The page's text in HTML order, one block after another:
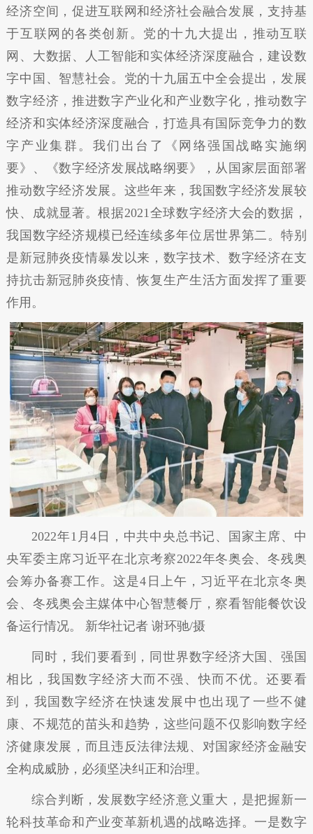
经济空间，促进互联网和经济社会融合发展，支持基
于互联网的各类创新。党的十九大提出，推动互联
网、大数据、人工智能和实体经济深度融合，建设数
字中国、智慧社会。党的十九届五中全会提出，发展
数字经济，推进数字产业化和产业数字化，推动数字
经济和实体经济深度融合，打造具有国际竞争力的数
字产业集群。我们出台了《网络强国战略实施纲
要》、《数字经济发展战略纲要》，从国家层面部署
推动数字经济发展。这些年来，我国数字经济发展较
快、成就显著。根据2021全球数字经济大会的数据，
我国数字经济规模已经连续多年位居世界第二。特别
是新冠肺炎疫情暴发以来，数字技术、数字经济在支
持抗击新冠肺炎疫情、恢复生产生活方面发挥了重要
作用。
2022年1月4日，中共中央总书记、国家主席、中
央军委主席习近平在北京考察2022年冬奥会、冬残奥
会筹办备赛工作。这是4日上午，习近平在北京冬奥
会、冬残奥会主媒体中心智慧餐厅，察看智能餐饮设
备运行情况。 新华社记者 谢环驰/摄
同时，我们要看到，同世界数字经济大国、强国
相比，我国数字经济大而不强、快而不优。还要看
到，我国数字经济在快速发展中也出现了一些不健
康、不规范的苗头和趋势，这些问题不仅影响数字经
济健康发展，而且违反法律法规、对国家经济金融安
全构成威胁，必须坚决纠正和治理。
综合判断，发展数字经济意义重大，是把握新一
轮科技革命和产业变革新机遇的战略选择。一是数字